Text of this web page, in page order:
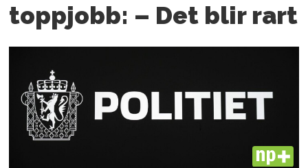
toppjobb: – Det blir rart
PLUS